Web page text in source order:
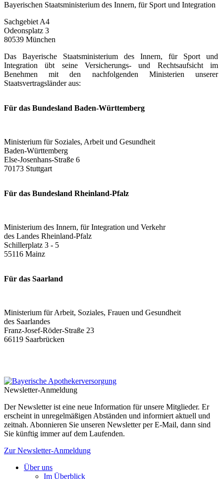
Bayerischen Staatsministerium des Innern, für Sport und Integration
Sachgebiet A4
Odeonsplatz 3
80539 München
Das Bayerische Staatsministerium des Innern, für Sport und
Integration übt seine Versicherungs- und Rechtsaufsicht im
Benehmen mit den nachfolgenden Ministerien unserer
Staatsvertragsländer aus:
Für das Bundesland Baden-Württemberg
Ministerium für Soziales, Arbeit und Gesundheit
Baden-Württemberg
Else-Josenhans-Straße 6
70173 Stuttgart
Für das Bundesland Rheinland-Pfalz
Ministerium des Innern, für Integration und Verkehr
des Landes Rheinland-Pfalz
Schillerplatz 3 - 5
55116 Mainz
Für das Saarland
Ministerium für Arbeit, Soziales, Frauen und Gesundheit
des Saarlandes
Franz-Josef-Röder-Straße 23
66119 Saarbrücken
Newsletter-Anmeldung
Der Newsletter ist eine neue Information für unsere Mitglieder. Er
erscheint in unregelmäßigen Abständen und informiert aktuell und
zeitnah. Abonnieren Sie unseren Newsletter per E-Mail, dann sind
Sie künftig immer auf dem Laufenden.
Zur Newsletter-Anmeldung
Über uns
Im Überblick